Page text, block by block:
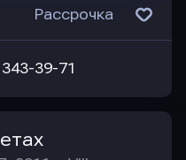
Рассрочка
39-71